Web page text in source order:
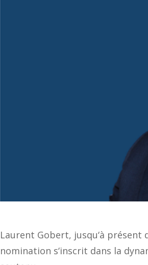
Laurent Gobert, jusqu‘à présent
nomination s‘inscrit dans la